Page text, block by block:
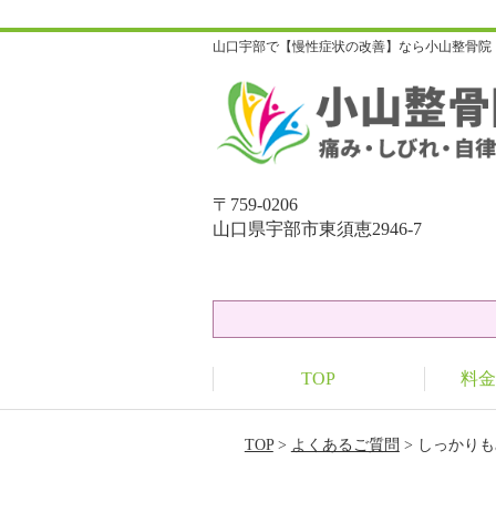
山口宇部で【慢性症状の改善】なら小山整骨院
〒759-0206
山口県宇部市東須恵2946-7
TOP 料
TOP> よくあるご質問 > しっかり